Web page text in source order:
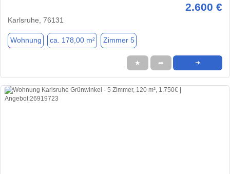
2.600 €
Karlsruhe, 76131
Wohnung ca. 178,00 m² Zimmer 5
★ ➦ ➜